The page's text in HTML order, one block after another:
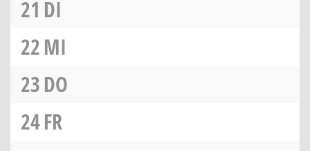
21 DI
22MI
23DO
24FR